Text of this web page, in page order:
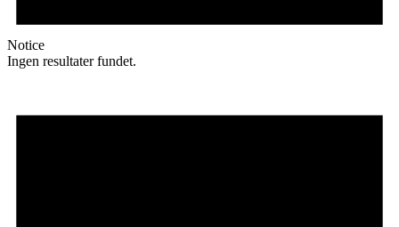
Notice
Ingen resultater fundet.